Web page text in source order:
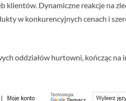
klientów. Dynamiczne reakcje na
w konkurencyjnych cenach i
oddziałów hurtowni, kończąc na